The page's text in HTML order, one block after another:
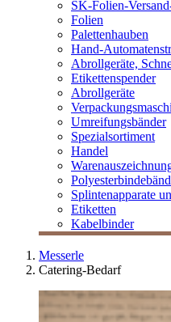
SK-Folien-
Folien
Palettenhauben
Hand-
Abrollgeräte,
Etikettenspender
Abrollgeräte
Umreifungsbänder
Spezialsortiment
Handel
Splintenapparate
Etiketten
Kabelbinder
Messerle
Catering-Bedarf